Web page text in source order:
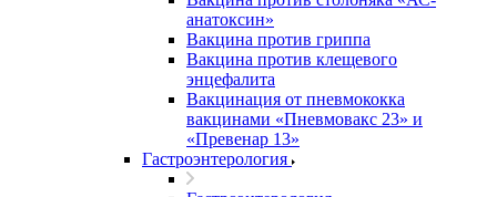
анатоксин»
Вакцина против гриппа
Вакцина против клещевого
энцефалита
Вакцинация от пневмококка
вакцинами «Пневмовакс 23» и
«Превенар 13»
Гастроэнтерология